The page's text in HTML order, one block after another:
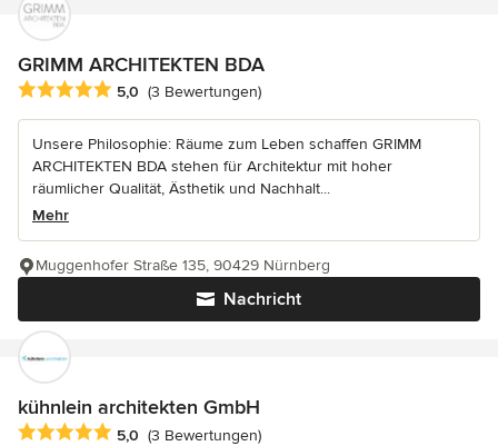
GRIMM ARCHITEKTEN BDA
Durchschnittliche Bewertung: 5 von 5 Sternen
5,0 (3 Bewertungen)
Unsere Philosophie: Räume zum Leben schaffen GRIMM
ARCHITEKTEN BDA stehen für Architektur mit hoher
räumlicher Qualität, Ästhetik und Nachhalt...
Mehr
Nachricht
Muggenhofer Straße 135, 90429 Nürnberg
kühnlein architekten GmbH
Durchschnittliche Bewertung: 5 von 5 Sternen
5,0 (3 Bewertungen)